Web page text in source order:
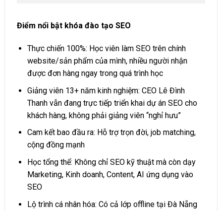
Điểm nổi bật khóa đào tạo SEO
Thực chiến 100%: Học viên làm SEO trên chính
website/sản phẩm của mình, nhiều người nhận
được đơn hàng ngay trong quá trình học
Giảng viên 13+ năm kinh nghiệm: CEO Lê Đình
Thanh vẫn đang trực tiếp triển khai dự án SEO cho
khách hàng, không phải giảng viên “nghỉ hưu”
Cam kết bao đầu ra: Hỗ trợ trọn đời, job matching,
cộng đồng mạnh
Học tổng thể: Không chỉ SEO kỹ thuật mà còn dạy
Marketing, Kinh doanh, Content, AI ứng dụng vào
SEO
Lộ trình cá nhân hóa: Có cả lớp offline tại Đà Nẵng